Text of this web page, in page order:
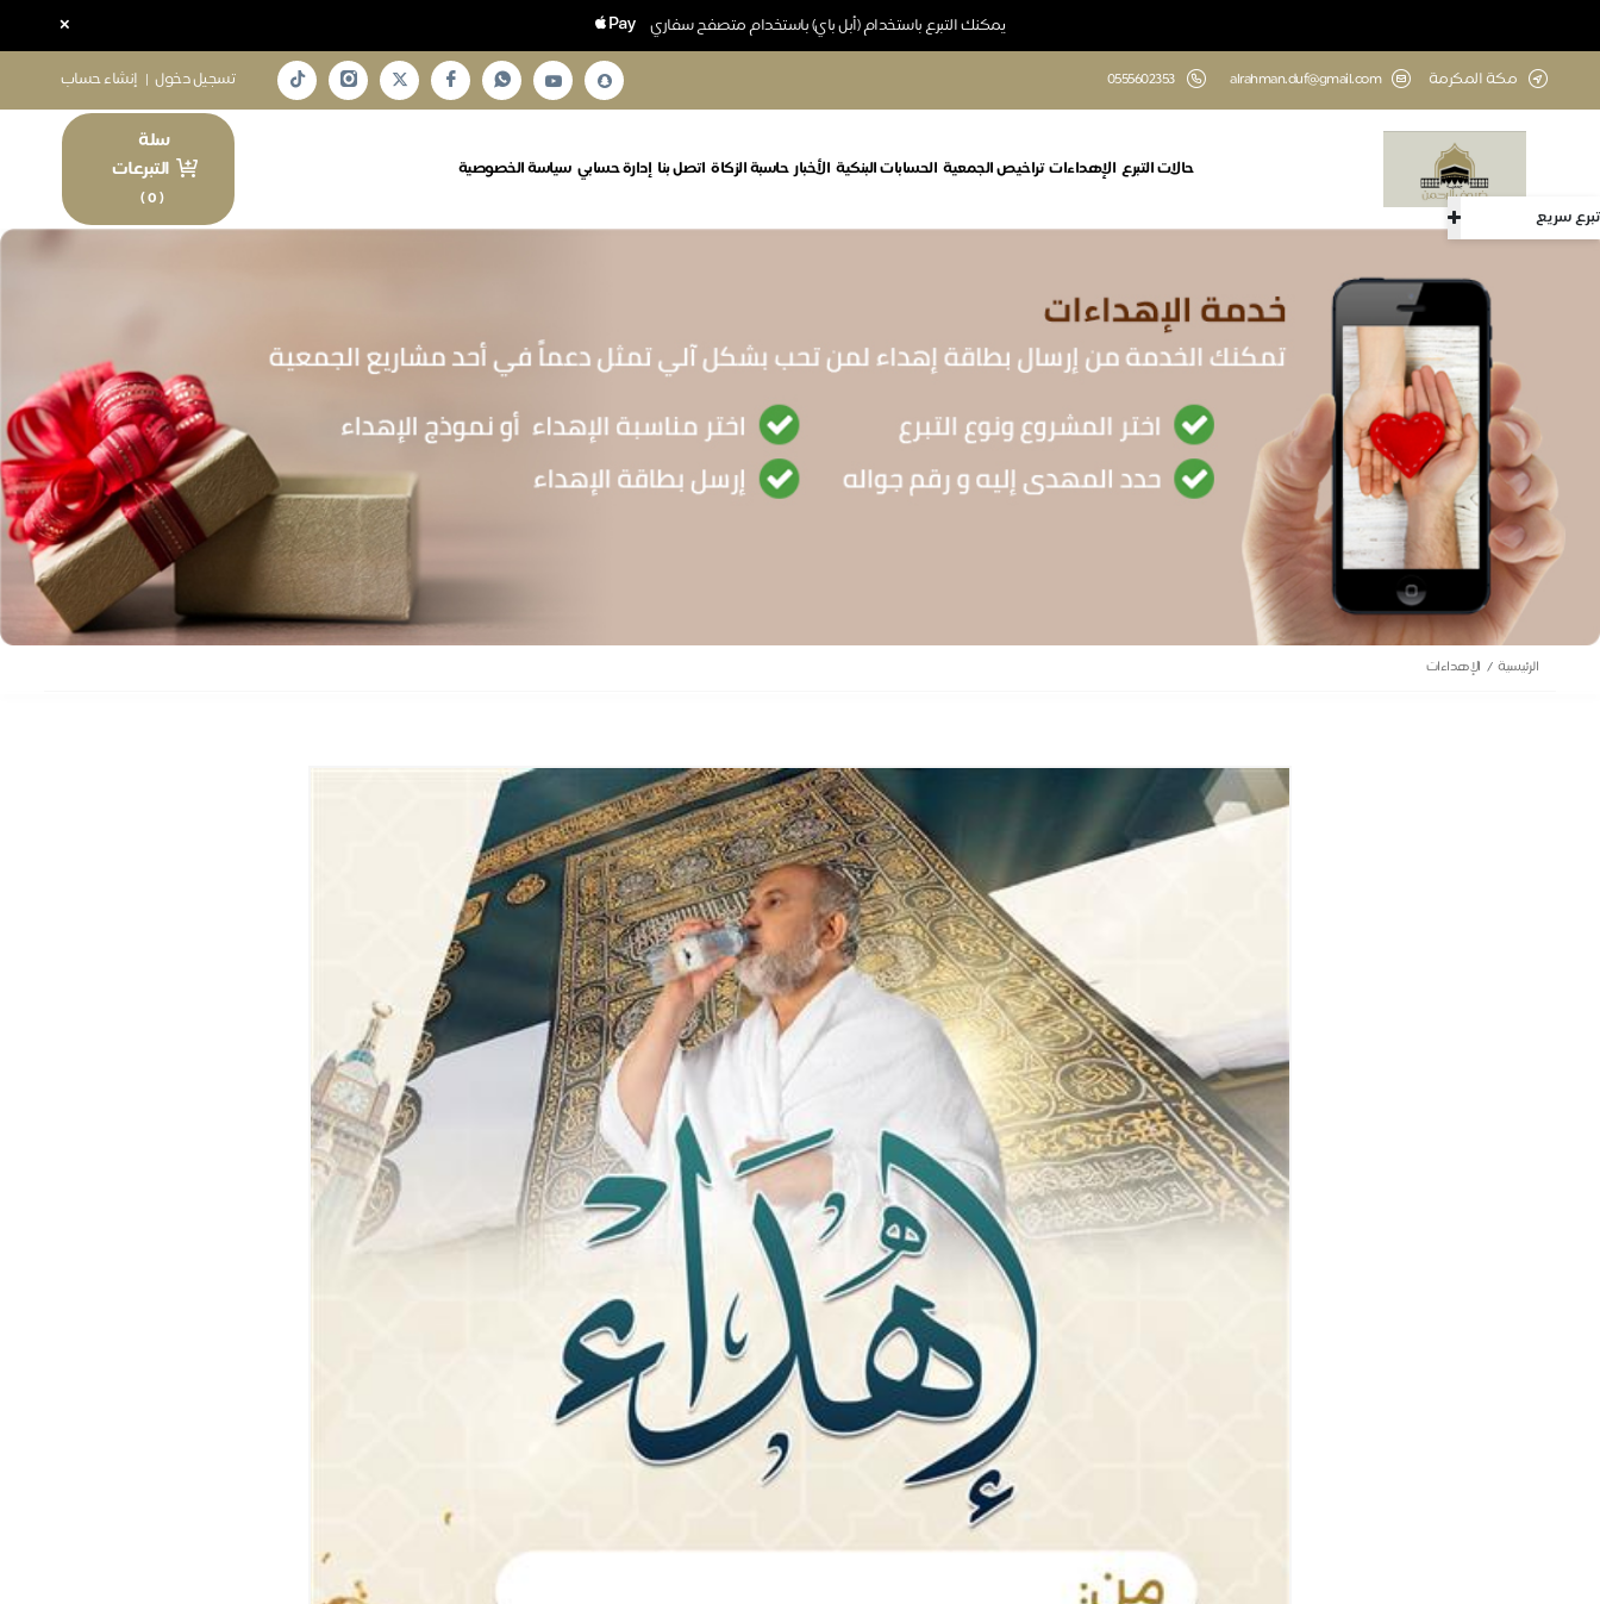
يمكنك التبرع باستخدام (أبل باي) باستخدام متصفح سفاري ×
تبرع سريع
مكة المكرمة alrahman.duf@gmail.com
‎0555602353 تسجيل دخول | إنشاء حساب
حالات التبرع الإهداءات تراخيص الجمعية الحسابات البنكية الأخبار حاسبة الزكاة اتصل بنا إدارة حسابي سياسة الخصوصية
سلة
التبرعات
(
0
)
الرئيسية الإهداءات